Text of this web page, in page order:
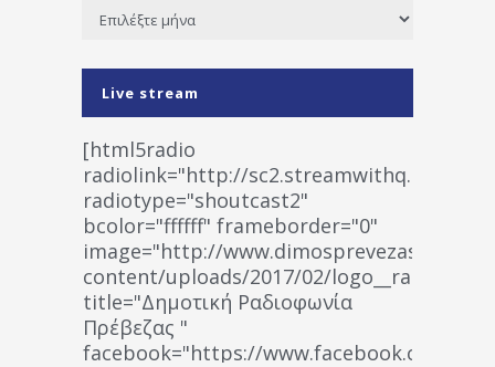
Ιστορικό
Live stream
[html5radio
radiolink="http://
radiotype="shoutcast2"
bcolor="ffffff" frameborder="0"
image="http://www.dimosprevezas.gr/wp-
content/uploads/2017/02/
title="Δημοτική Ραδιοφωνία
Πρέβεζας "
facebook="https://www.facebook.com/